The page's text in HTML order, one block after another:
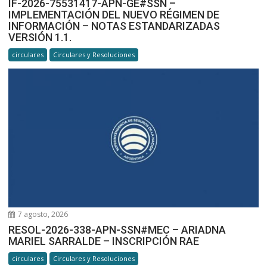
IF-2026-75531417-APN-GE#SSN –
IMPLEMENTACIÓN DEL NUEVO RÉGIMEN DE
INFORMACIÓN – NOTAS ESTANDARIZADAS
VERSIÓN 1.1.
circulares Circulares y Resoluciones
7 agosto, 2026
RESOL-2026-338-APN-SSN#MEC – ARIADNA
MARIEL SARRALDE – INSCRIPCIÓN RAE
circulares Circulares y Resoluciones